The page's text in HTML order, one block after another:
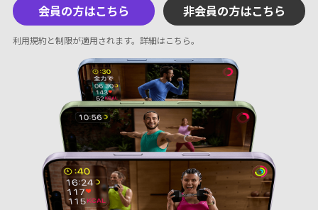
会員の方はこちら 非会員の方はこちら
利用規約と制限が適用されます。 詳細はこちら。